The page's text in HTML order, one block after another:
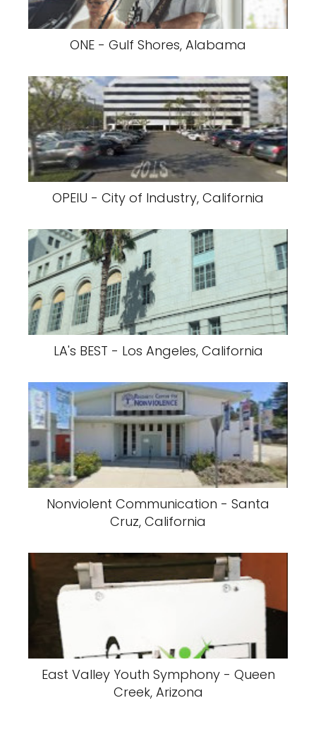
ONE - Gulf Shores, Alabama
OPEIU - City of Industry, California
LA's BEST - Los Angeles, California
Nonviolent Communication - Santa
Cruz, California
East Valley Youth Symphony - Queen
Creek, Arizona